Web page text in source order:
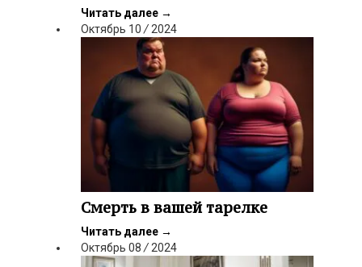
Читать далее →
Октябрь 10/2024
Смерть в вашей тарелке
Читать далее →
Октябрь 08/2024